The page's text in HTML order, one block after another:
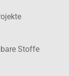
Stoffe